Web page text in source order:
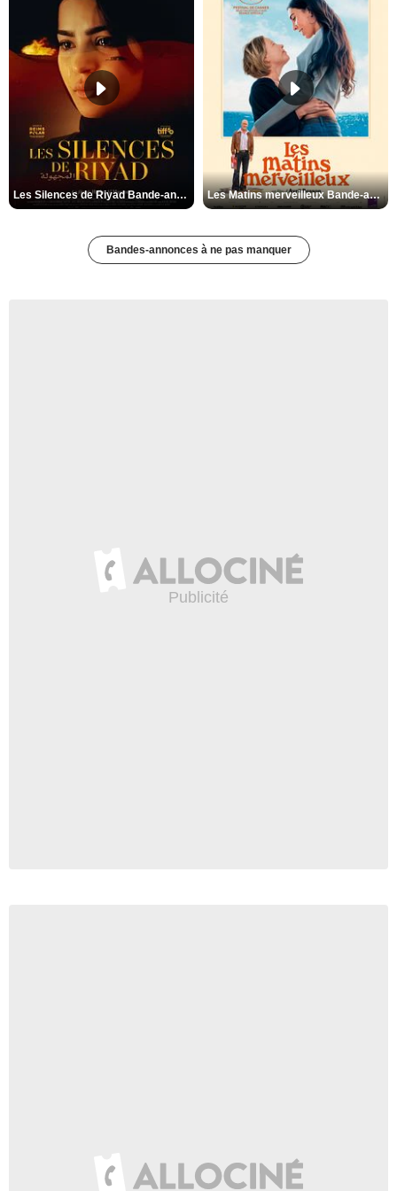
Les Silences de Riyad Bande-annonce VO STFR Les Matins merveilleux Bande-annonce VF
Bandes-annonces à ne pas manquer